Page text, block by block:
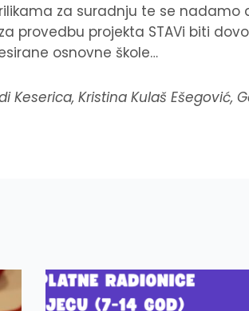
za suradnju te se
provedbu projekta STAVi biti
osnovne škole…
Keserica, Kristina Kulaš Ešegović,